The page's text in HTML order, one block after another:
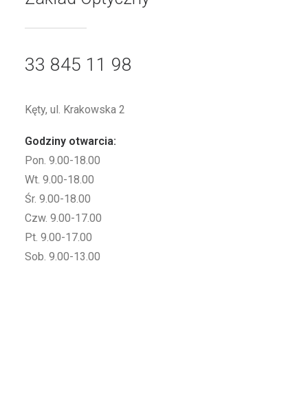
33 845 11 98
Kęty, ul. Krakowska 2
Godziny otwarcia:
Pon. 9.00-18.00
Wt. 9.00-18.00
Śr. 9.00-18.00
Czw. 9.00-17.00
Pt. 9.00-17.00
Sob. 9.00-13.00